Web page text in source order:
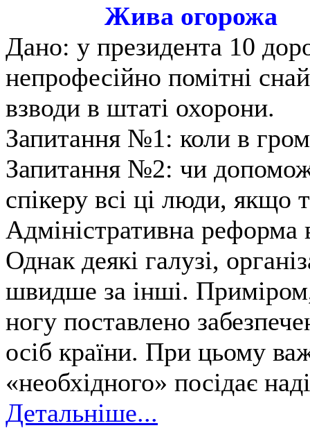
Жива огорожа
Дано: у президента 10
непрофесійно помітні
взводи в штаті охорони.
Запитання №1: коли в
Запитання №2: чи
спікеру всі ці люди, якщо
Адміністративна
Однак деякі галузі,
швидше за інші.
ногу поставлено
осіб країни. При цьому
«необхідного» посідає
Детальніше...